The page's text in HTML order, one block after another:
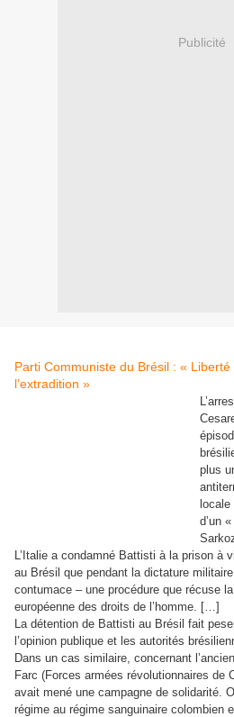
Publicité
Parti Communiste du Brésil : «
l’extradition »
plus
d’un
L’Italie a condamné Battisti à la prison à
au Brésil que pendant la dictature
contumace – une procédure que récuse
européenne des droits de l’homme. […]
La détention de Battisti au Brésil fait
l’opinion publique et les autorités
Dans un cas similaire, concernant
Farc (Forces armées révolutionnaires de
avait mené une campagne de solidarité.
régime au régime sanguinaire colombien